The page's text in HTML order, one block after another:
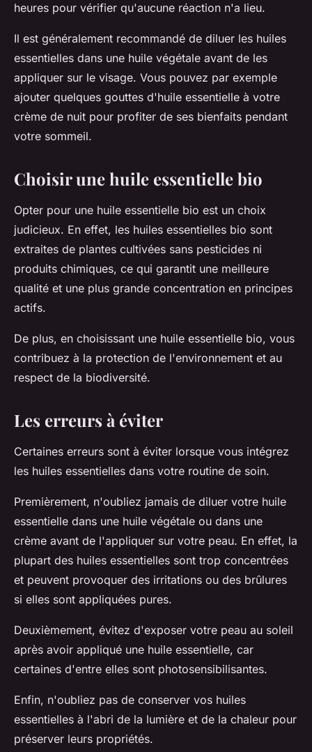
heures pour vérifier qu'aucune réaction n'a lieu.
Il est généralement recommandé de diluer les huiles
essentielles dans une huile végétale avant de les
appliquer sur le visage. Vous pouvez par exemple
ajouter quelques gouttes d'huile essentielle à votre
crème de nuit pour profiter de ses bienfaits pendant
votre sommeil.
Choisir une huile essentielle bio
Opter pour une huile essentielle bio est un choix
judicieux. En effet, les huiles essentielles bio sont
extraites de plantes cultivées sans pesticides ni
produits chimiques, ce qui garantit une meilleure
qualité et une plus grande concentration en principes
actifs.
De plus, en choisissant une huile essentielle bio, vous
contribuez à la protection de l'environnement et au
respect de la biodiversité.
Les erreurs à éviter
Certaines erreurs sont à éviter lorsque vous intégrez
les huiles essentielles dans votre routine de soin.
Premièrement, n'oubliez jamais de diluer votre huile
essentielle dans une huile végétale ou dans une
crème avant de l'appliquer sur votre peau. En effet, la
plupart des huiles essentielles sont trop concentrées
et peuvent provoquer des irritations ou des brûlures
si elles sont appliquées pures.
Deuxièmement, évitez d'exposer votre peau au soleil
après avoir appliqué une huile essentielle, car
certaines d'entre elles sont photosensibilisantes.
Enfin, n'oubliez pas de conserver vos huiles
essentielles à l'abri de la lumière et de la chaleur pour
préserver leurs propriétés.